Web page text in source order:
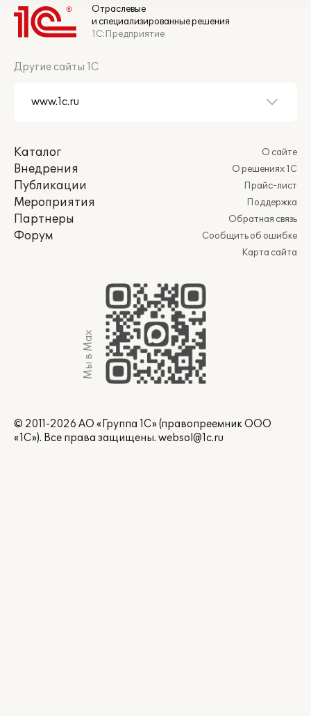
Отраслевые
и специализированные решения
1С:Предприятие
Другие сайты 1С
Каталог
Внедрения
Публикации
Мероприятия
Партнеры
Форум
О сайте
О решениях 1С
Прайс-лист
Поддержка
Обратная связь
Сообщить об ошибке
Карта сайта
Мы в Max
© 2011-2026 АО «Группа 1С» (правопреемник ООО
«1С»). Все права защищены. websol@1c.ru